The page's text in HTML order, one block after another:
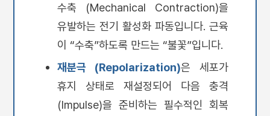
수축 (Mechanical Contraction)을
유발하는 전기 활성화 파동입니다. 근육
이 “수축”하도록 만드는 “불꽃”입니다.
재분극 (Repolarization)은 세포가
휴지 상태로 재설정되어 다음 충격
(Impulse)을 준비하는 필수적인 회복